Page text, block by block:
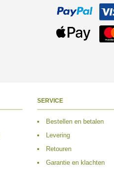
SERVICE
Bestellen en betalen
Levering
Retouren
Garantie en klachten